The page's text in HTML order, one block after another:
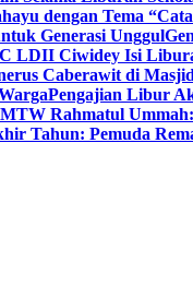
dengan Tema
Generasi Unggul
LDII Ciwidey Isi
Caberawit di
Pengajian Libur
Rahmatul
Tahun: Pemuda